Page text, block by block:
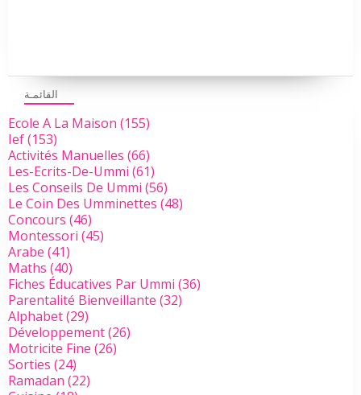
القائمـة
Ecole A La Maison (155)
Ief(153)
Activités Manuelles (66)
Les-Ecrits-De-Ummi (61)
Les Conseils De Ummi (56)
Le Coin Des Umminettes (48)
Concours (46)
Montessori (45)
Arabe (41)
Maths (40)
Fiches Éducatives Par Ummi (36)
Parentalité Bienveillante (32)
Alphabet(29)
Développement(26)
Motricite Fine (26)
Sorties (24)
Ramadan (22)